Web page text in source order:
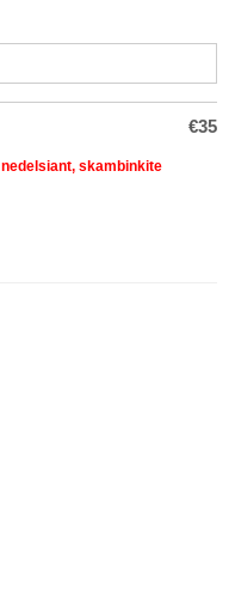
35
€
skambinkite